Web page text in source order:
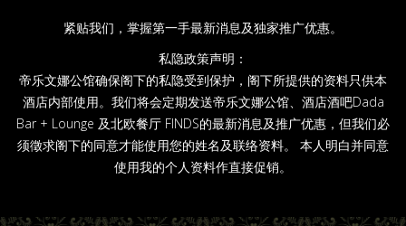
紧贴我们，掌握第一手最新消息及独家推广优惠。
私隐政策声明：
帝乐文娜公馆确保阁下的私隐受到保护，阁下所提供的资料只供本
酒店内部使用。我们将会定期发送帝乐文娜公馆、酒店酒吧Dada
Bar + Lounge 及北欧餐厅 FINDS的最新消息及推广优惠，但我们必
须徵求阁下的同意才能使用您的姓名及联络资料。 本人明白并同意
使用我的个人资料作直接促销。